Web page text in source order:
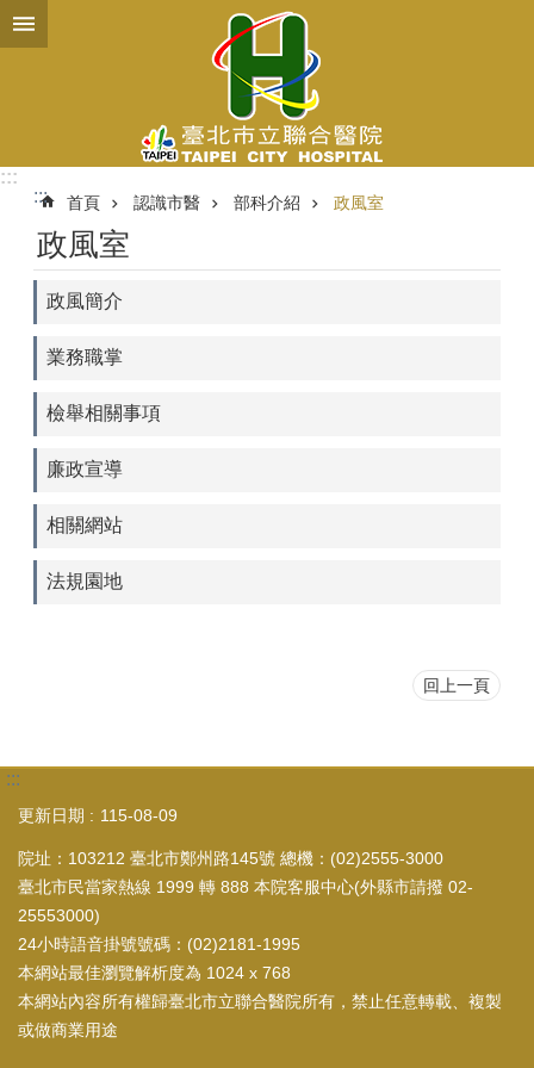
跳到主要內容區塊
:::
:::
首頁 認識市醫 部科介紹 政風室
政風室
政風簡介
業務職掌
檢舉相關事項
廉政宣導
相關網站
法規園地
回上一頁
:::
更新日期 115-08-09
院址：103212 臺北市鄭州路145號 總機：(02)2555-3000
臺北市民當家熱線 1999 轉 888 本院客服中心(外縣市請撥 02-
25553000)
24小時語音掛號號碼：(02)2181-1995
本網站最佳瀏覽解析度為 1024 x 768
本網站內容所有權歸臺北市立聯合醫院所有，禁止任意轉載、複製
或做商業用途